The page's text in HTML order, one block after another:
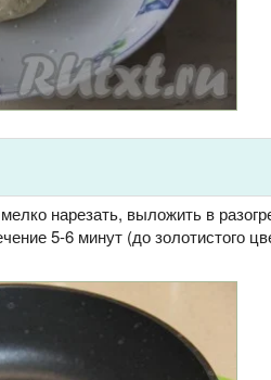
нарезать, выложить в
5-6 минут (до золотистого